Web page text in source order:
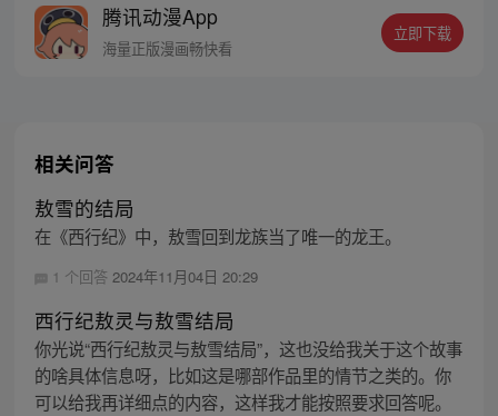
腾讯动漫App
海量正版漫画畅快看
立即下载
相关问答
敖雪的结局
在《西行纪》中，敖雪回到龙族当了唯一的龙王。
1 个回答 2024年11月04日 20:29
西行纪敖灵与敖雪结局
你光说“西行纪敖灵与敖雪结局”，这也没给我关于这个故事
的啥具体信息呀，比如这是哪部作品里的情节之类的。你
可以给我再详细点的内容，这样我才能按照要求回答呢。